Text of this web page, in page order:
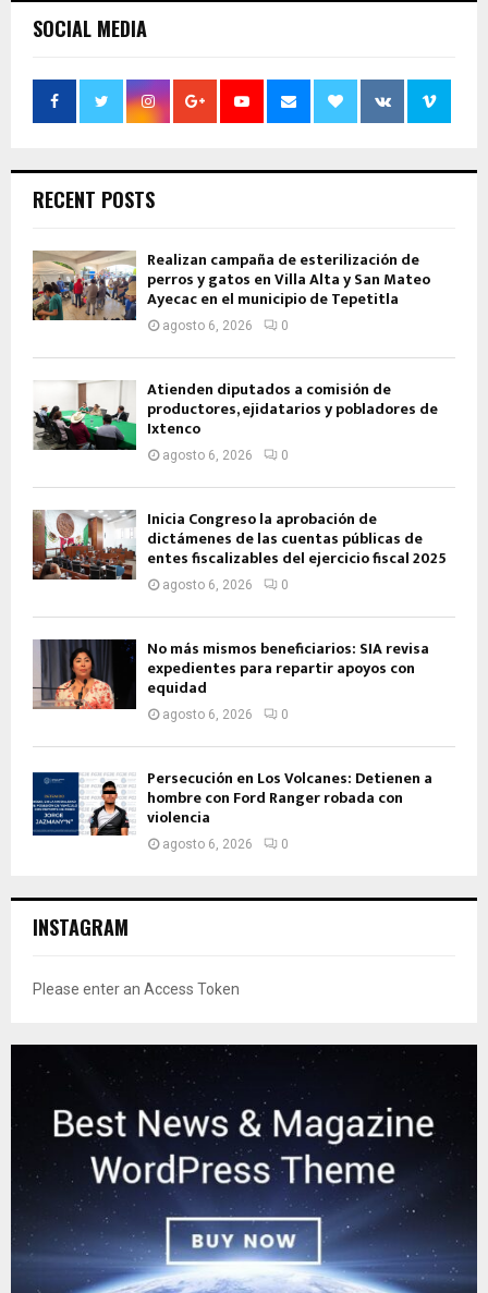
SOCIAL MEDIA
RECENT POSTS
Realizan campaña de esterilización de
perros y gatos en Villa Alta y San Mateo
Ayecac en el municipio de Tepetitla
agosto 6, 2026 0
Atienden diputados a comisión de
productores, ejidatarios y pobladores de
Ixtenco
agosto 6, 2026 0
Inicia Congreso la aprobación de
dictámenes de las cuentas públicas de
entes fiscalizables del ejercicio fiscal 2025
agosto 6, 2026 0
No más mismos beneficiarios: SIA revisa
expedientes para repartir apoyos con
equidad
agosto 6, 2026 0
Persecución en Los Volcanes: Detienen a
hombre con Ford Ranger robada con
violencia
agosto 6, 2026 0
INSTAGRAM
Please enter an Access Token